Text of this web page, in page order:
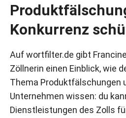
Konkurrenz
Auf wortfilter.de gibt
Zöllnerin einen Einblick, wie
Thema Produktfälschungen
Unternehmen wissen: du
Dienstleistungen des Zolls